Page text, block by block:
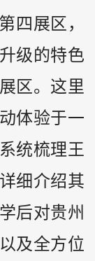
四展区，
级的特色
区。这里
体验于一
统梳理王
细介绍其
后对贵州
及全方位